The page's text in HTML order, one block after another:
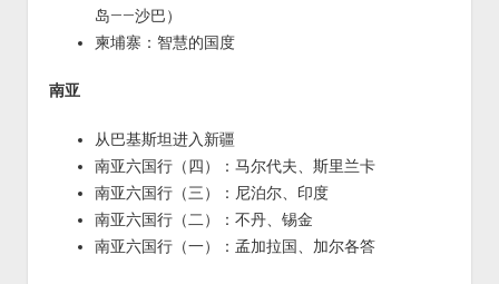
岛——沙巴）
柬埔寨：智慧的国度
南亚
从巴基斯坦进入新疆
南亚六国行（四）：马尔代夫、斯里兰卡
南亚六国行（三）：尼泊尔、印度
南亚六国行（二）：不丹、锡金
南亚六国行（一）：孟加拉国、加尔各答